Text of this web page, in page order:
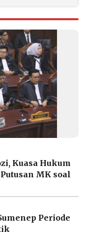
Kuasa Hukum
MK soal
Periode